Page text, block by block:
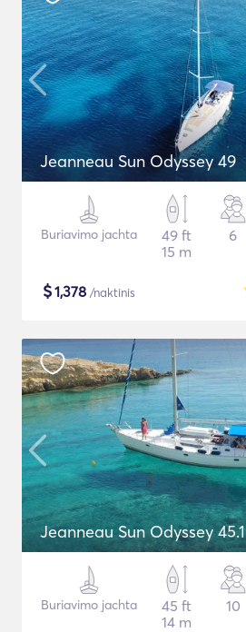
Jeanneau Sun Odyssey 49
Buriavimo jachta
49 ft
15 m
6
$1,378 /naktinis
Jeanneau Sun Odyssey 45.1
Buriavimo jachta
45 ft
14 m
10